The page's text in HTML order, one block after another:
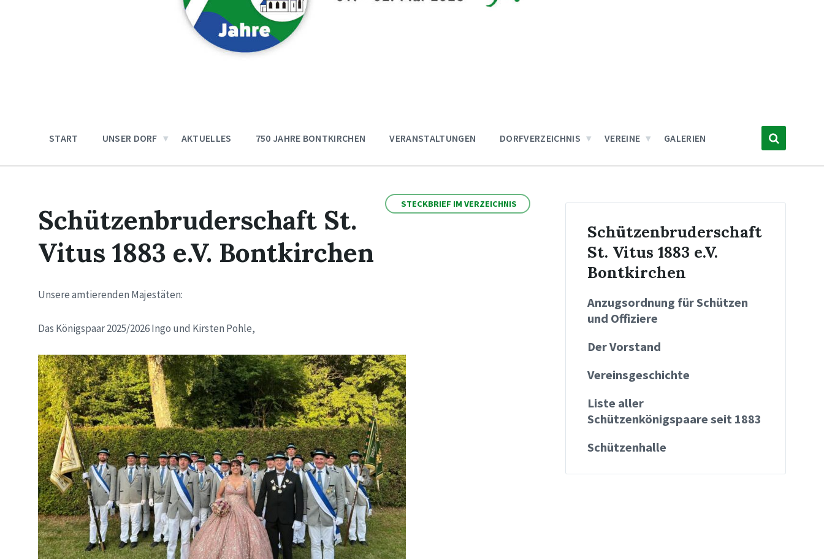
START UNSER DORF AKTUELLES 750 JAHRE BONTKIRCHEN VERANSTALTUNGEN DORFVERZEICHNIS VEREINE GALERIEN
STECKBRIEF IM VERZEICHNIS
Schützenbruderschaft St.
Vitus 1883 e.V. Bontkirchen
Unsere amtierenden Majestäten:
Das Königspaar 2025/2026 Ingo und Kirsten Pohle,
Schützenbruderschaft
St. Vitus 1883 e.V.
Bontkirchen
Anzugsordnung für Schützen
und Offiziere
Der Vorstand
Vereinsgeschichte
Liste aller
Schützenkönigspaare seit 1883
Schützenhalle